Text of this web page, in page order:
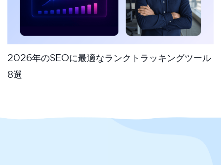
2026年のSEOに最適なランクトラッキングツール
8選